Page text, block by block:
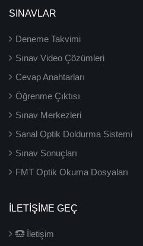
SINAVLAR
Deneme Takvimi
Sınav Video Çözümleri
Cevap Anahtarları
Öğrenme Çıktısı
Sınav Merkezleri
Sanal Optik Doldurma Sistemi
Sınav Sonuçları
FMT Optik Okuma Dosyaları
İLETIŞIME GEÇ
İletişim